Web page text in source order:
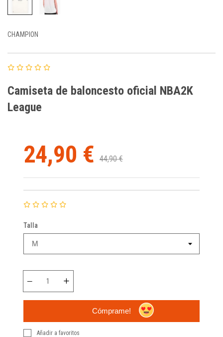
CHAMPION
Camiseta de baloncesto oficial NBA2K
League
24,90 € 44,90 €
Talla
Cómprame!
Añadir a favoritos